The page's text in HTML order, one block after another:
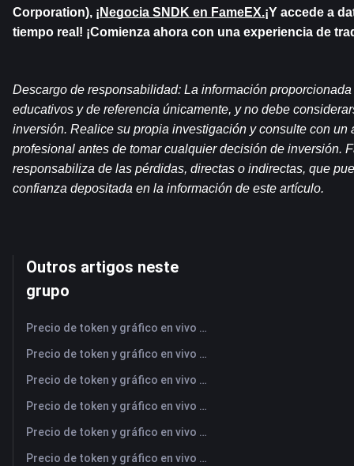
Corporation), ¡ Negocia SNDK en FameEX.¡Y accede a
tiempo real! ¡Comienza ahora con una experiencia de
Descargo de responsabilidad: La información
educativos y de referencia únicamente, y no debe
inversión. Realice su propia investigación y consulte con un
profesional antes de tomar cualquier decisión de inversión.
responsabiliza de las pérdidas, directas o indirectas, que
confianza depositada en la información de este artículo.
Outros artigos neste
grupo
Precio de token y gráfico en vivo más reciente de NFLX (Netflix)
Precio de token y gráfico en vivo más reciente de UBER (Uber)
Precio de token y gráfico en vivo más reciente de AMD (Advanced Micro Devices)
Precio de token y gráfico en vivo más reciente de SAMSUNG (Samsung Electronics Co., Ltd)
Precio de token y gráfico en vivo más reciente de OPENAI (OpenAI Group PBC)
Precio de token y gráfico en vivo más reciente de COPPER (Copper)